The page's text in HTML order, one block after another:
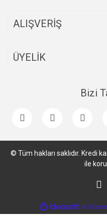
ALIŞVERİŞ
ÜYELİK
Bizi
© Tüm hakları saklıdır. Kredi
ile
ideasoft